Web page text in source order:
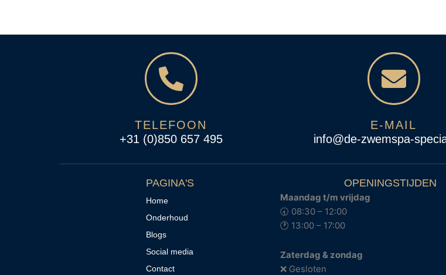
TELEFOON
+31 (0)850 657 495
E-MAIL
info@de-zwemspa-
PAGINA'S
Home
Onderhoud
Blogs
Social media
Contact
OPENINGSTIJDEN
Maandag t/m vrijdag
🕣 08:30 – 12:00
🕐 13:00 – 17:00
Zaterdag & zondag
❌ Gesloten